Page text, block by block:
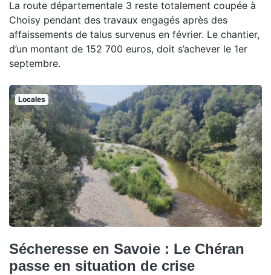
La route départementale 3 reste totalement coupée à
Choisy pendant des travaux engagés après des
affaissements de talus survenus en février. Le chantier,
d’un montant de 152 700 euros, doit s’achever le 1er
septembre.
Locales
Sécheresse en Savoie : Le Chéran
passe en situation de crise